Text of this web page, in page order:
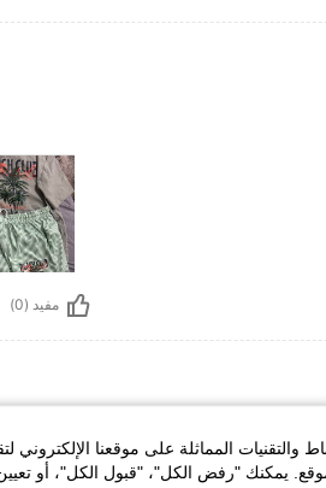
مفيد (0)
والتقنيات المماثلة على موقعنا الإلكتروني
يمكنك "رفض الكل"، "قبول الكل"، أو